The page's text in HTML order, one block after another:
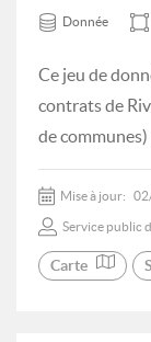
Donnée
Ce jeu de
contrats de
de
Mise à jour:
Service public
Carte